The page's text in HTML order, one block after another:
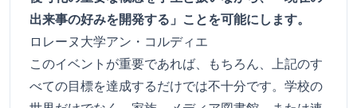
出来事の好みを開発する」ことを可能にします。
ロレーヌ大学アン・コルディエ
このイベントが重要であれば、もちろん、上記のす
べての目標を達成するだけでは不十分です。学校の